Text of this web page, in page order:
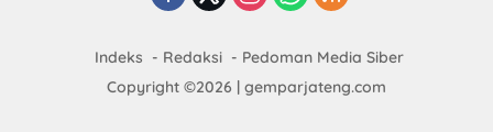
Indeks Redaksi
Pedoman Media Siber
Copyright ©2026 | gemparjateng.com